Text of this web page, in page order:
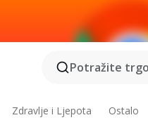
Potražite
Zdravlje i Ljepota Ostalo